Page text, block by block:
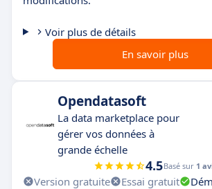
Voir plus de détails
En savoir plus
Opendatasoft
La data marketplace pour
gérer vos données à
grande échelle
4.5Basé sur 1
Version gratuite Essai gratuit